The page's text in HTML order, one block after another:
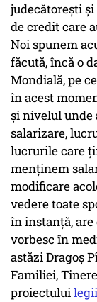
judecătorești
de credit care
Noi spunem
făcută, încă o
Mondială, pe
în acest
și nivelul unde
salarizare,
lucrurile care
menținem
modificare
vedere toate
în instanță, are
vorbesc în
astăzi Dragoș
Familiei,
proiectului